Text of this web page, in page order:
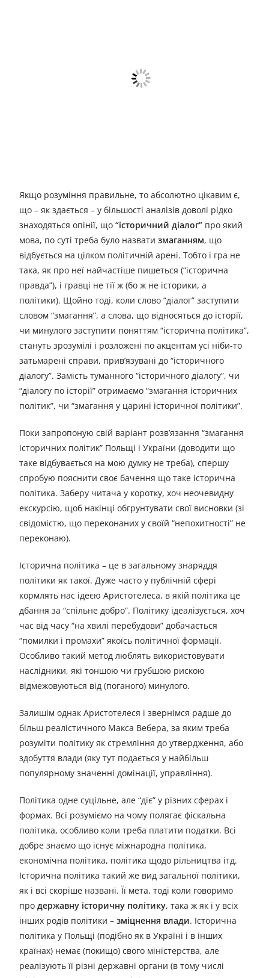
Якщо розуміння правильне, то абсолютно цікавим є,
що – як здається – у більшості аналізів доволі рідко
знаходяться опінії, що“історичний діалог” про який
мова, по суті треба було назватизмаганням, що
відбується на цілком політичній арені. Тобто і гра не
така, як про неї найчастіше пишеться (“історична
правда”), і гравці не тії ж (бо ж не історики, а
політики). Щойно тоді, коли слово “діалог” заступити
словом “змагання”, а слова, що відносяться до історії,
чи минулого заступити поняттям “історична політика”,
стануть зрозумілі і розложені по акцентам усі ніби-то
затьмарені справи, прив’язувані до “історичного
діалогу”. Замість туманного “історичного діалогу”, чи
“діалогу по історії” отримаємо “змагання історичних
політик”, чи “змагання у царині історичної політики”.
Поки запропоную свій варіант розв’язання “змагання
історичних політик” Польщі і України (доводити що
таке відбувається на мою думку не треба), спершу
спробую пояснити своє бачення що таке історична
політика. Заберу читача у коротку, хоч неочевидну
екскурсію, щоб накінці обгрунтувати свої висновки (зі
свідомістю, що переконаних у своїй “непохитності” не
переконаю).
Історична політика – це в загальному знаряддя
політики як такої. Дуже часто у публічній сфері
кормлять нас ідеєю Аристотелеса, в якій політика це
дбання за “спільне добро”. Політику ідеалізується, хоч
час від часу “на хвилі перебудови” добачається
“помилки і промахи” якоїсь політичної формації.
Особливо такий метод люблять використовувати
наслідники, які тоншою чи грубшою рискою
відмежовуються від (поганого) минулого.
Залишім однак Аристотелеся і звернімся радше до
більш реалістичного Макса Вебера, за яким треба
розуміти політику як стремління до утвердження, або
здобуття влади (яку тут подається у найбільш
популярному значенні домінації, управління).
Політика одне суцільне, але “діє” у різних сферах і
формах. Всі розуміємо на чому полягає фіскальна
політика, особливо коли треба платити податки. Всі
добре знаємо що існує міжнародна політика,
економічна політика, політика щодо рільництва ітд.
Історична політика такий же вид загальної політики,
як і всі скоріше названі. Її мета, тоді коли говоримо
продержавну історичну політику, така ж як і у всіх
інших родів політики –зміцнення влади. Історична
політика у Польщі (подібно як в Україні і в інших
країнах) немає (покищо) свого міністерства, але
реалізують її різні державні органи (в тому числі